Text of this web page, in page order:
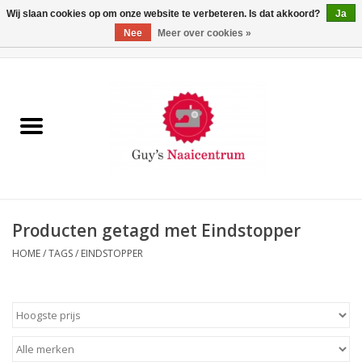
Machines
Paspoppen
Opbergsystemen
Producten getagd met Eindstopper
HOME/TAGS/ EINDSTOPPER
Wij slaan cookies op om onze website te verbeteren. Is dat akkoord?
Ja
Nee
Meer over cookies »